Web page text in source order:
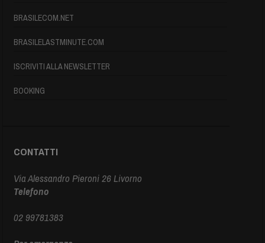
BRASILECOM.NET
BRASILELASTMINUTE.COM
ISCRIVITI ALLA NEWSLETTER
BOOKING
CONTATTI
Via Alessandro Pieroni 26 Livorno
Telefono
02 99781383